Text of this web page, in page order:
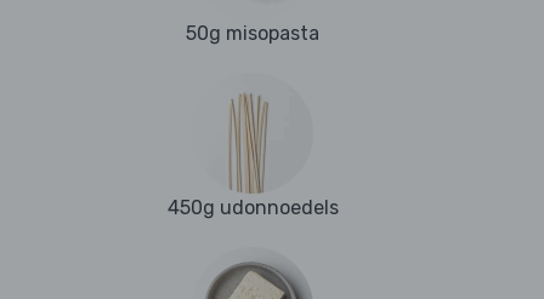
50g misopasta
450g udonnoedels